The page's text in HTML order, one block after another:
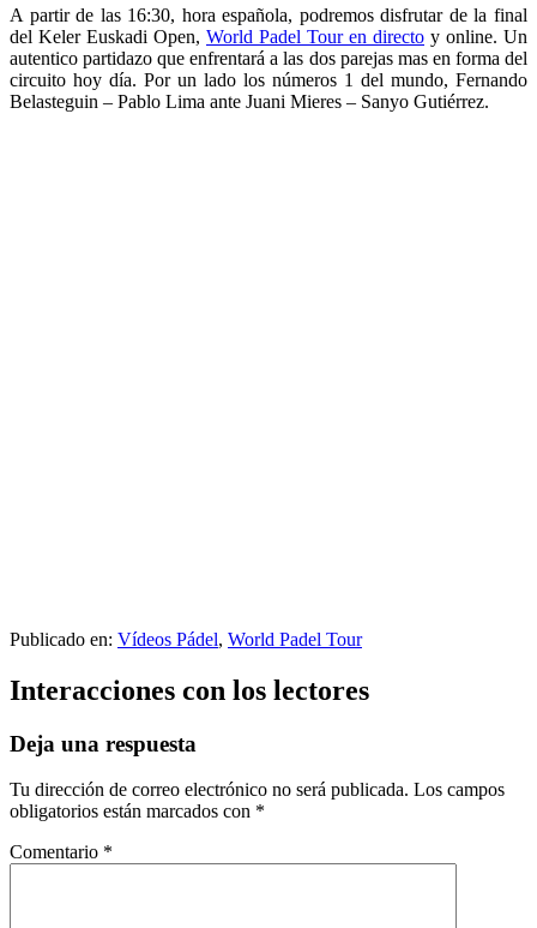
A partir de las 16:30, hora española, podremos disfrutar de la final
del Keler Euskadi Open, World Padel Tour en directo y online. Un
autentico partidazo que enfrentará a las dos parejas mas en forma del
circuito hoy día. Por un lado los números 1 del mundo, Fernando
Belasteguin – Pablo Lima ante Juani Mieres – Sanyo Gutiérrez.
Publicado en: Vídeos Pádel, World Padel Tour
Interacciones con los lectores
Deja una respuesta
Tu dirección de correo electrónico no será publicada. Los campos
obligatorios están marcados con *
Comentario *